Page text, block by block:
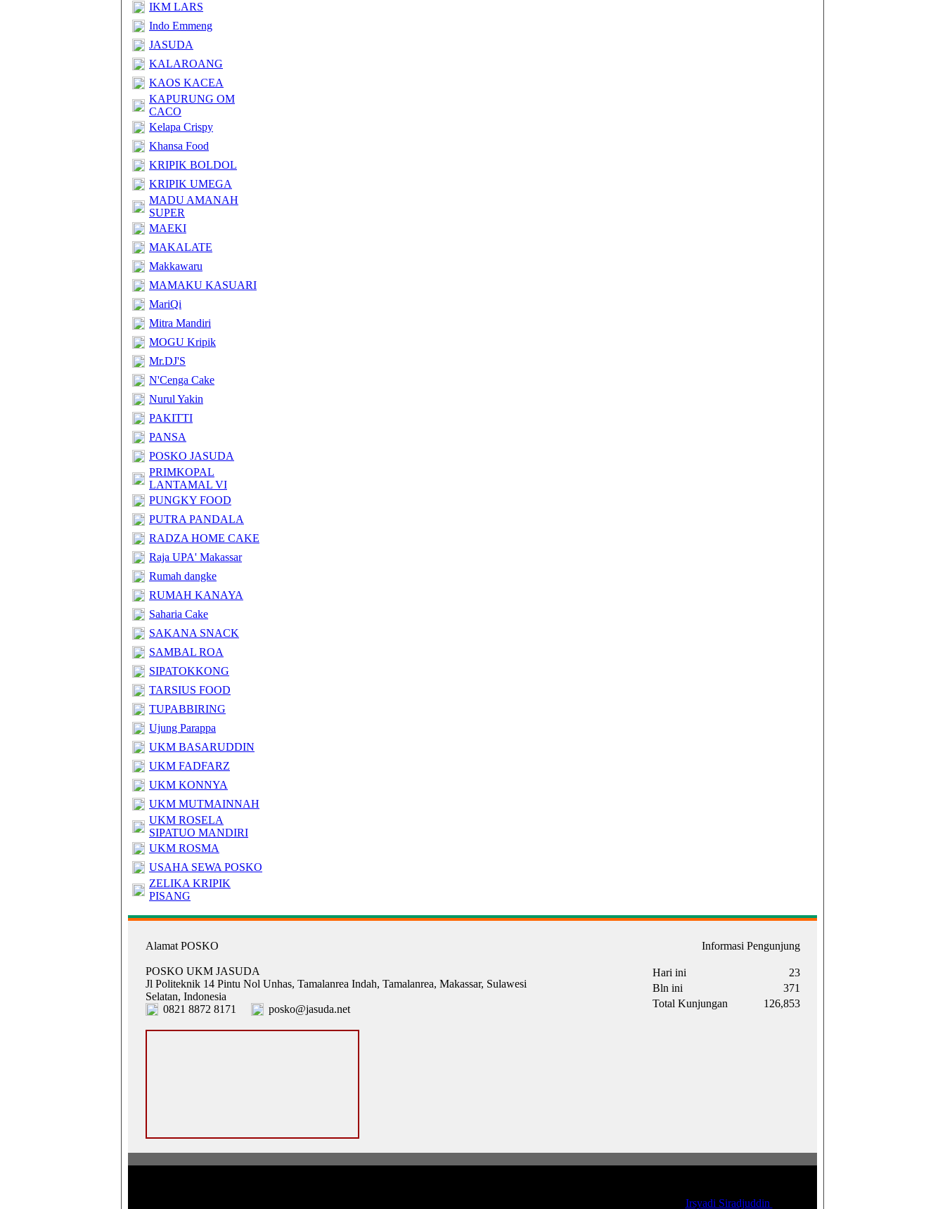
IKM LARS
Indo Emmeng
JASUDA
KALAROANG
KAOS KACEA
KAPURUNG OM
CACO
Kelapa Crispy
Khansa Food
KRIPIK BOLDOL
KRIPIK UMEGA
MADU AMANAH
SUPER
MAEKI
MAKALATE
Makkawaru
MAMAKU KASUARI
MariQi
Mitra Mandiri
MOGU Kripik
Mr.DJ'S
N'Cenga Cake
Nurul Yakin
PAKITTI
PANSA
POSKO JASUDA
PRIMKOPAL
LANTAMAL VI
PUNGKY FOOD
PUTRA PANDALA
RADZA HOME CAKE
Raja UPA' Makassar
Rumah dangke
RUMAH KANAYA
Saharia Cake
SAKANA SNACK
SAMBAL ROA
SIPATOKKONG
TARSIUS FOOD
TUPABBIRING
Ujung Parappa
UKM BASARUDDIN
UKM FADFARZ
UKM KONNYA
UKM MUTMAINNAH
UKM ROSELA
SIPATUO MANDIRI
UKM ROSMA
USAHA SEWA POSKO
ZELIKA KRIPIK
PISANG
Alamat POSKO
POSKO UKM JASUDA
Jl Politeknik 14 Pintu Nol Unhas, Tamalanrea Indah, Tamalanrea, Makassar, Sulawesi
Selatan, Indonesia
0821 8872 8171
posko@jasuda.net
Informasi Pengunjung
Hari ini
23
Bln ini
371
Total Kunjungan
126,853
Irsyadi Siradjuddin